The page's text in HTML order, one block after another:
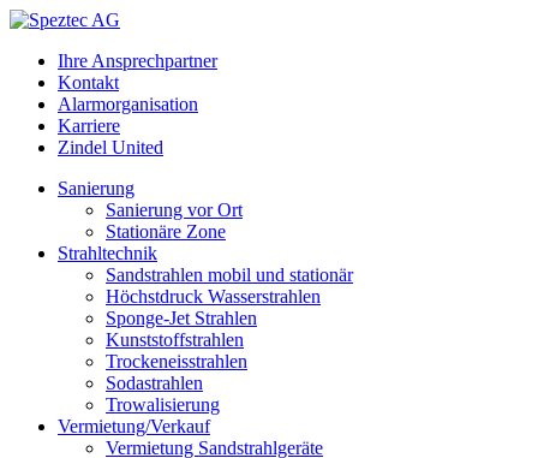
Ihre Ansprechpartner
Kontakt
Alarmorganisation
Karriere
Zindel United
Sanierung
Sanierung vor Ort
Stationäre Zone
Strahltechnik
Sandstrahlen mobil und stationär
Höchstdruck Wasserstrahlen
Sponge-Jet Strahlen
Kunststoffstrahlen
Trockeneisstrahlen
Sodastrahlen
Trowalisierung
Vermietung/Verkauf
Vermietung Sandstrahlgeräte